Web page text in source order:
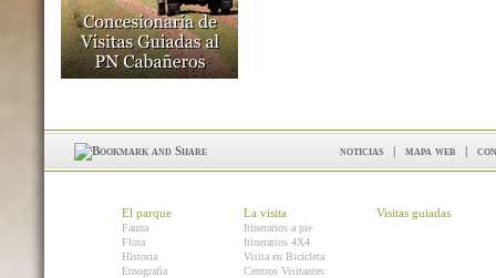
noticias | mapa web |
El parque
Fauna
Flora
Historia
Etnografía
La visita
Itinerarios a pie
Itinerarios 4X4
Visita en Bicicleta
Centros Visitantes
Visitas guiadas